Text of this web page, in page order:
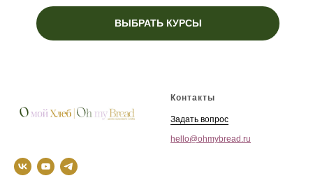
ВЫБРАТЬ КУРСЫ
Контакты
Задать вопрос
hello@ohmybread.ru